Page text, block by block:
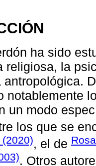
ha sido
religiosa, la
notablemente
un modo
los que se
, el de
. Otros